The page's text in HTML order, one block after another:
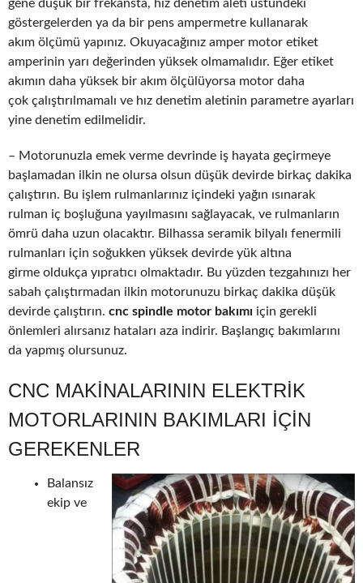
gene düşük bir frekansta, hız denetim aleti üstündeki
göstergelerden ya da bir pens ampermetre kullanarak
akım ölçümü yapınız. Okuyacağınız amper motor etiket
amperinin yarı değerinden yüksek olmamalıdır. Eğer etiket
akımın daha yüksek bir akım ölçülüyorsa motor daha
çok çalıştırılmamalı ve hız denetim aletinin parametre ayarları
yine denetim edilmelidir.
– Motorunuzla emek verme devrinde iş hayata geçirmeye
başlamadan ilkin ne olursa olsun düşük devirde birkaç dakika
çalıştırın. Bu işlem rulmanlarınız içindeki yağın ısınarak
rulman iç boşluğuna yayılmasını sağlayacak, ve rulmanların
ömrü daha uzun olacaktır. Bilhassa seramik bilyalı fenermili
rulmanları için soğukken yüksek devirde yük altına
girme oldukça yıpratıcı olmaktadır. Bu yüzden tezgahınızı her
sabah çalıştırmadan ilkin motorunuzu birkaç dakika düşük
devirde çalıştırın. cnc spindle motor bakımı için gerekli
önlemleri alırsanız hataları aza indirir. Başlangıç bakımlarını
da yapmış olursunuz.
CNC MAKINALARININ ELEKTRIK
MOTORLARININ BAKIMLARI IÇIN
GEREKENLER
Balansız
ekip ve